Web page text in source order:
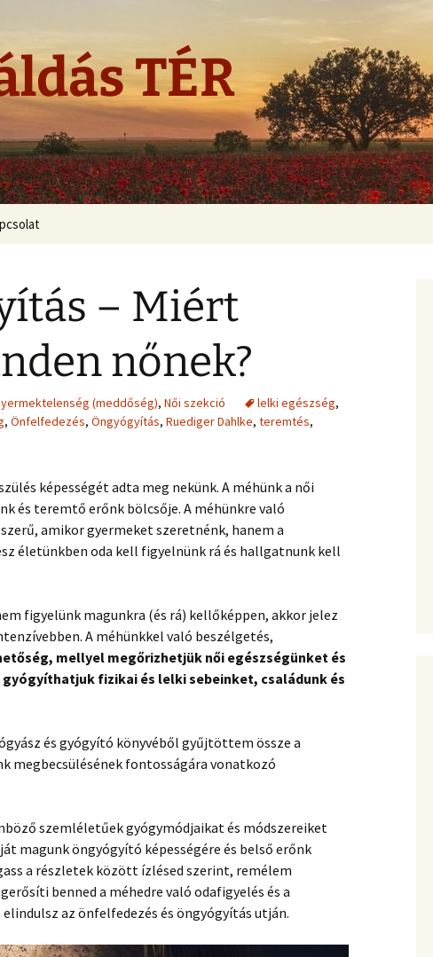
TÉR
– Miért
nőnek?
(meddőség), Női szekció lelki egészség,
, Önfelfedezés, Öngyógyítás, Ruediger Dahlke, teremtés,
képességét adta meg nekünk. A méhünk a női
és teremtő erőnk bölcsője. A méhünkre való
amikor gyermeket szeretnénk, hanem a
életünkben oda kell figyelnünk rá és hallgatnunk kell
figyelünk magunkra (és rá) kellőképpen, akkor jelez
A méhünkkel való beszélgetés,
mellyel megőrizhetjük női egészségünket és
gyógyíthatjuk fizikai és lelki sebeinket, családunk és
és gyógyító könyvéből gyűjtöttem össze a
megbecsülésének fontosságára vonatkozó
szemléletűek gyógymódjaikat és módszereiket
magunk öngyógyító képességére és belső erőnk
a részletek között ízlésed szerint, remélem
benned a méhedre való odafigyelés és a
az önfelfedezés és öngyógyítás utján.